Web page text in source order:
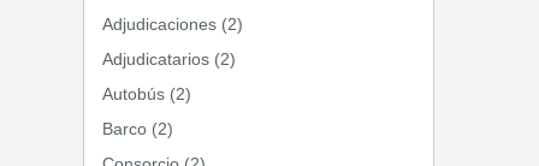
Adjudicaciones (2)
Adjudicatarios (2)
Autobús (2)
Barco (2)